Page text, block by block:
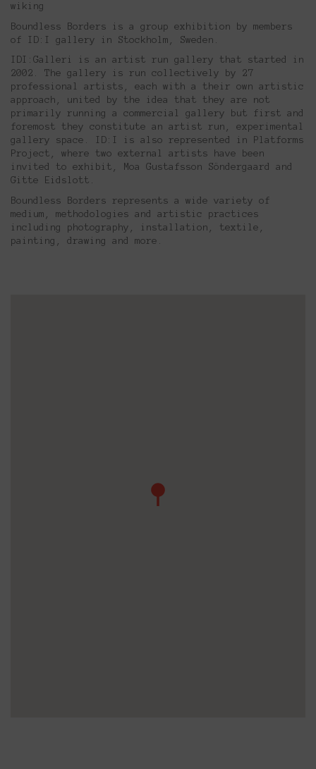
wiking
Boundless Borders is a group exhibition by members
of ID:I gallery in Stockholm, Sweden.
IDI:Galleri is an artist run gallery that started in
2002. The gallery is run collectively by 27
professional artists, each with a their own artistic
approach, united by the idea that they are not
primarily running a commercial gallery but first and
foremost they constitute an artist run, experimental
gallery space. ID:I is also represented in Platforms
Project, where two external artists have been
invited to exhibit, Moa Gustafsson Söndergaard and
Gitte Eidslott.
Boundless Borders represents a wide variety of
medium, methodologies and artistic practices
including photography, installation, textile,
painting, drawing and more.